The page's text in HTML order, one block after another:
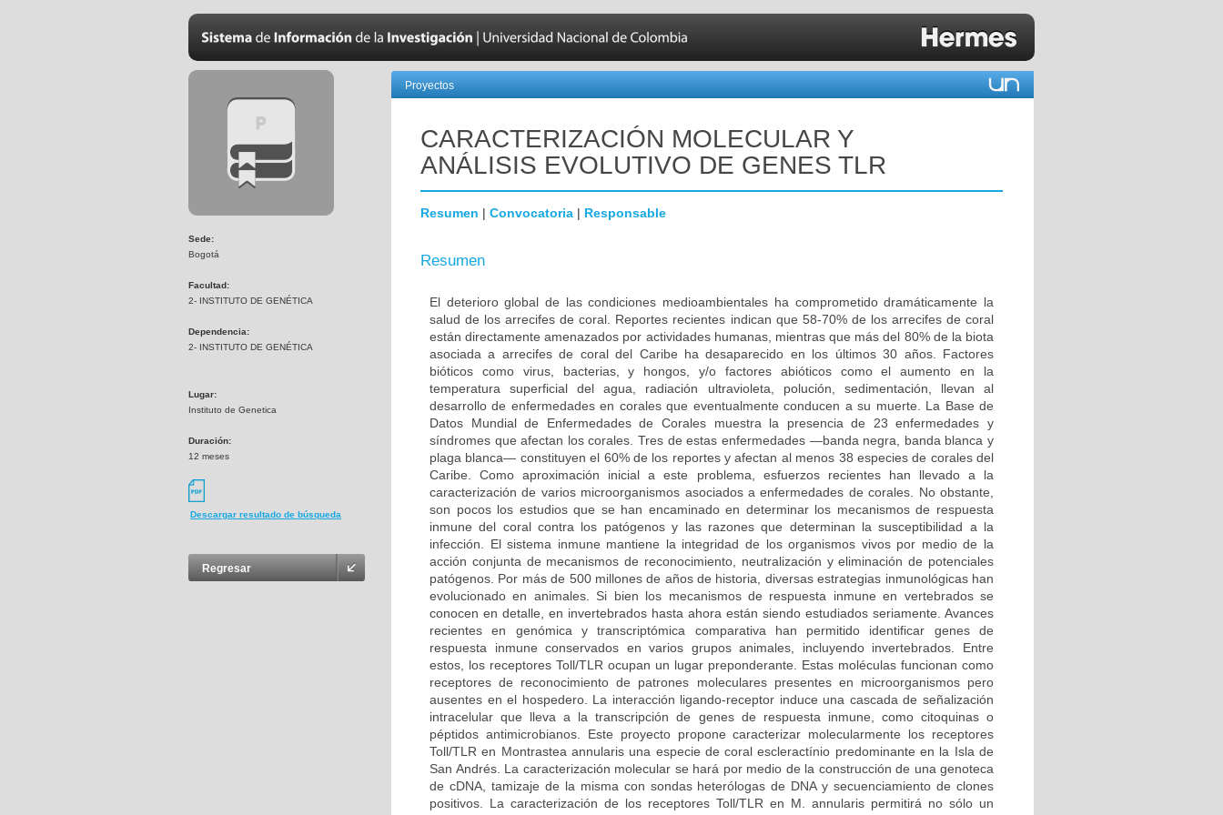
Sede:
Bogotá
Facultad:
2- INSTITUTO DE GENÉTICA
Dependencia:
2- INSTITUTO DE GENÉTICA
Lugar:
Instituto de Genetica
Duración:
12 meses
Descargar resultado de búsqueda
Regresar
Proyectos
CARACTERIZACIÓN MOLECULAR Y
ANÁLISIS EVOLUTIVO DE GENES TLR
Resumen | Convocatoria | Responsable
Resumen
El deterioro global de las condiciones medioambientales ha comprometido dramáticamente la
salud de los arrecifes de coral. Reportes recientes indican que 58-70% de los arrecifes de coral
están directamente amenazados por actividades humanas, mientras que más del 80% de la biota
asociada a arrecifes de coral del Caribe ha desaparecido en los últimos 30 años. Factores
bióticos como virus, bacterias, y hongos, y/o factores abióticos como el aumento en la
temperatura superficial del agua, radiación ultravioleta, polución, sedimentación, llevan al
desarrollo de enfermedades en corales que eventualmente conducen a su muerte. La Base de
Datos Mundial de Enfermedades de Corales muestra la presencia de 23 enfermedades y
síndromes que afectan los corales. Tres de estas enfermedades —banda negra, banda blanca y
plaga blanca— constituyen el 60% de los reportes y afectan al menos 38 especies de corales del
Caribe. Como aproximación inicial a este problema, esfuerzos recientes han llevado a la
caracterización de varios microorganismos asociados a enfermedades de corales. No obstante,
son pocos los estudios que se han encaminado en determinar los mecanismos de respuesta
inmune del coral contra los patógenos y las razones que determinan la susceptibilidad a la
infección. El sistema inmune mantiene la integridad de los organismos vivos por medio de la
acción conjunta de mecanismos de reconocimiento, neutralización y eliminación de potenciales
patógenos. Por más de 500 millones de años de historia, diversas estrategias inmunológicas han
evolucionado en animales. Si bien los mecanismos de respuesta inmune en vertebrados se
conocen en detalle, en invertebrados hasta ahora están siendo estudiados seriamente. Avances
recientes en genómica y transcriptómica comparativa han permitido identificar genes de
respuesta inmune conservados en varios grupos animales, incluyendo invertebrados. Entre
estos, los receptores Toll/TLR ocupan un lugar preponderante. Estas moléculas funcionan como
receptores de reconocimiento de patrones moleculares presentes en microorganismos pero
ausentes en el hospedero. La interacción ligando-receptor induce una cascada de señalización
intracelular que lleva a la transcripción de genes de respuesta inmune, como citoquinas o
péptidos antimicrobianos. Este proyecto propone caracterizar molecularmente los receptores
Toll/TLR en Montrastea annularis una especie de coral escleractínio predominante en la Isla de
San Andrés. La caracterización molecular se hará por medio de la construcción de una genoteca
de cDNA, tamizaje de la misma con sondas heterólogas de DNA y secuenciamiento de clones
positivos. La caracterización de los receptores Toll/TLR en M. annularis permitirá no sólo un